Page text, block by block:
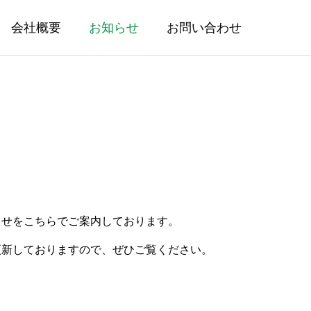
会社概要 お知らせ お問い合わせ
をこちらでご案内しております。
しておりますので、ぜひご覧ください。